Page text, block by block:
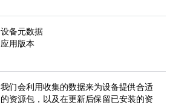
设备元数据
应用版本
我们会利用收集的数据来为设备提供合适
的资源包，以及在更新后保留已安装的资